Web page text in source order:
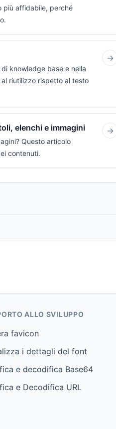
più affidabile, perché
knowledge base e nella
riutilizzo rispetto al testo
→
elenchi e immagini
Questo articolo
contenuti.
→
ALLO SVILUPPO
favicon
i dettagli del font
e decodifica Base64
e Decodifica URL